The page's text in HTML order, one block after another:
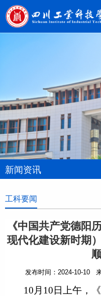
新闻资讯
工科要闻
《中国共产党德阳
现代化建设新时期
发布时间：2024-10-10
10月10日上午，